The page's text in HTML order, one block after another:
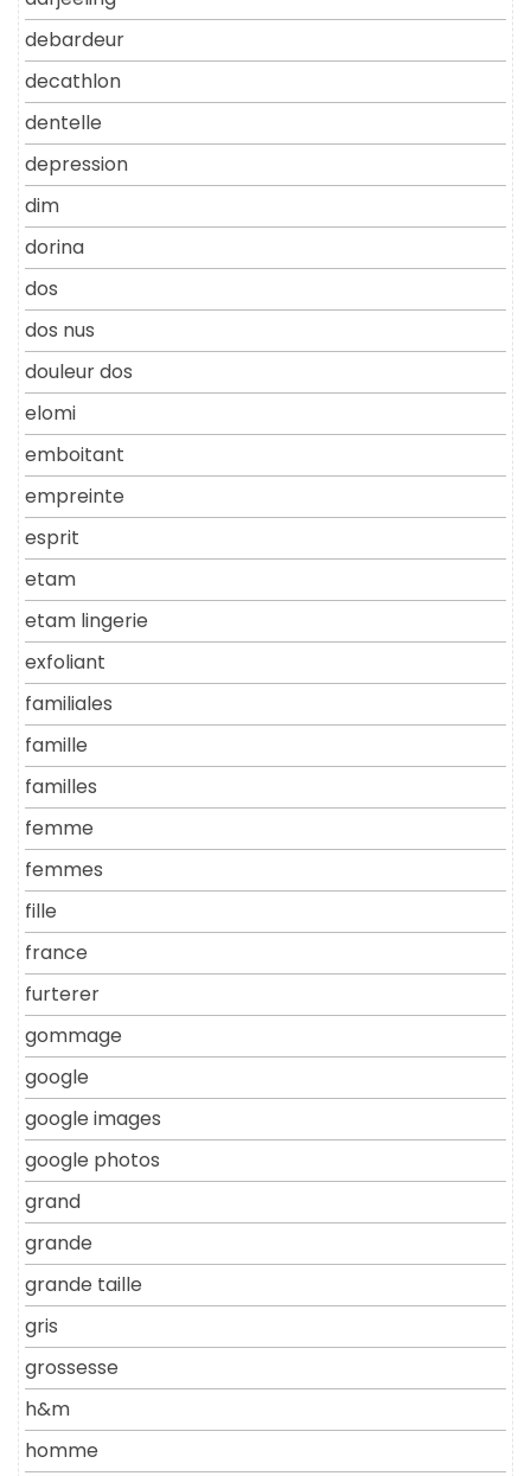
debardeur
decathlon
dentelle
depression
dim
dorina
dos
dos nus
douleur dos
elomi
emboitant
empreinte
esprit
etam
etam lingerie
exfoliant
familiales
famille
familles
femme
femmes
fille
france
furterer
gommage
google
google images
google photos
grand
grande
grande taille
gris
grossesse
h&m
homme